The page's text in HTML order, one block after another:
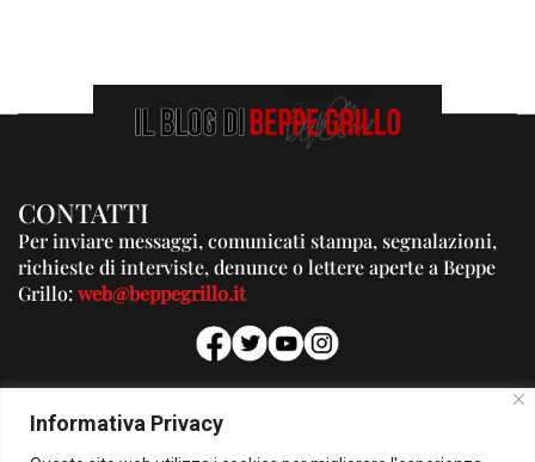
Informativa Privacy
CONTATTI
Per inviare messaggi, comunicati stampa, segnalazioni,
richieste di interviste, denunce o lettere aperte a Beppe
Grillo:web@beppegrillo.it
PUBBLICITA'
Per la tua pubblicità su questo Blog: